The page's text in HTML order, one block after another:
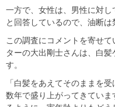
一方で、女性は、男性に対
と回答しているので、油断は
この調査にコメントを寄せ
ターの大出剛士さんは、白
す。
「白髪をあえてそのままを
数年で盛り上がってきてい